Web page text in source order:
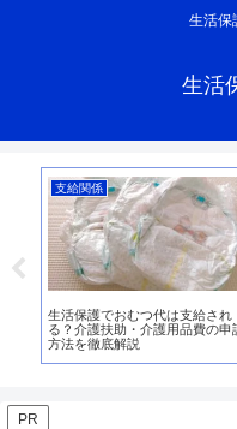
生活保
生活
支給関係
生活保護でおむつ代は支給され
る？介護扶助・介護用品費の申
方法を徹底解説
PR